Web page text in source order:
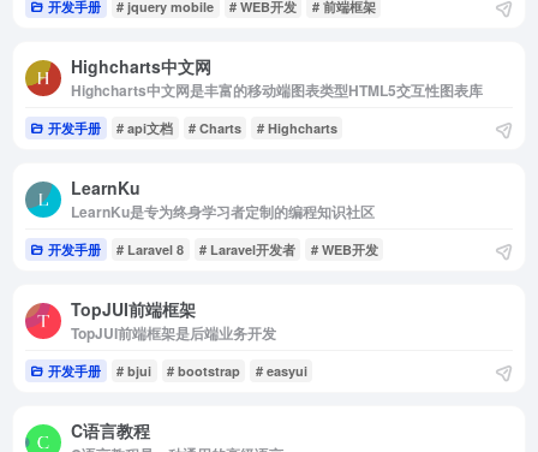
开发手册 # jquery mobile # WEB开发 # 前端框架
Highcharts中文网
Highcharts中文网是丰富的移动端图表类型HTML5交互性图表库
开发手册 # api文档 # Charts # Highcharts
LearnKu
LearnKu是专为终身学习者定制的编程知识社区
开发手册 # Laravel 8 # Laravel开发者 # WEB开发
TopJUI前端框架
TopJUI前端框架是后端业务开发
开发手册 # bjui # bootstrap # easyui
C语言教程